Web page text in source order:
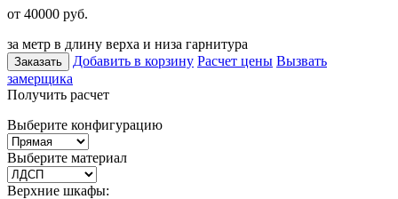
от 40000 руб.
за метр в длину верха и низа гарнитура
Заказать Добавить в корзину Расчет цены Вызвать
замерщика
Получить расчет
Выберите конфигурацию
Выберите материал
Верхние шкафы: